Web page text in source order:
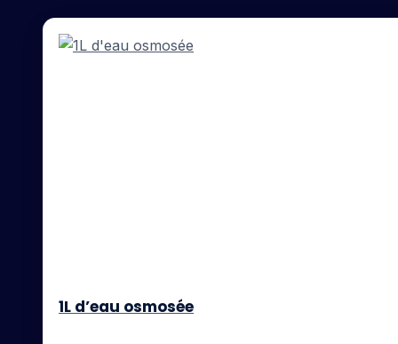
1L d’eau osmosée